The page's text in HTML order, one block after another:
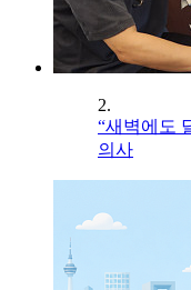
2.
“새벽에도
의사